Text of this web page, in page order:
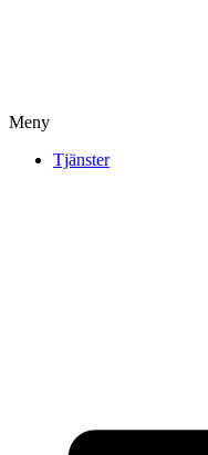
Meny
Tjänster